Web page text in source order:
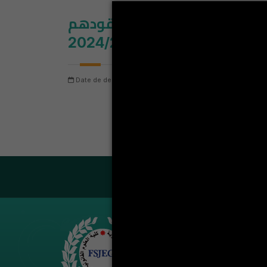
الحرفيين المزمع تجديد عقودهم
Date de dernière mise à jour: jeudi 6 août 2026
2024/2025